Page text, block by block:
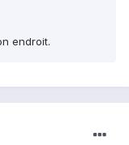
endroit.